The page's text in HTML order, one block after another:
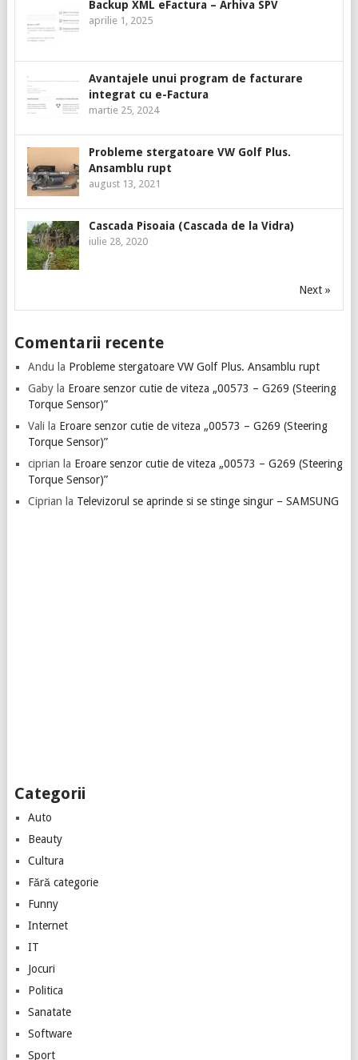
Backup XML eFactura – Arhiva SPV
aprilie 1, 2025
Avantajele unui program de facturare
integrat cu e-Factura
martie 25, 2024
Probleme stergatoare VW Golf Plus.
Ansamblu rupt
august 13, 2021
Cascada Pisoaia (Cascada de la Vidra)
iulie 28, 2020
Next »
Comentarii recente
Andu la Probleme stergatoare VW Golf Plus. Ansamblu rupt
Gabyla Eroare senzor cutie de viteza „00573 – G269 (Steering
Torque Sensor)”
Vali la Eroare senzor cutie de viteza „00573 – G269 (Steering
Torque Sensor)”
ciprian la Eroare senzor cutie de viteza „00573 – G269 (Steering
Torque Sensor)”
Ciprian la Televizorul se aprinde si se stinge singur – SAMSUNG
Categorii
Auto
Beauty
Cultura
Fără categorie
Funny
Internet
IT
Jocuri
Politica
Sanatate
Software
Sport